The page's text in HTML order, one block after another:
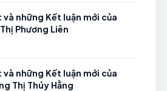
những Kết luận mới của
Phương Liên
những Kết luận mới của
Thị Thúy Hằng